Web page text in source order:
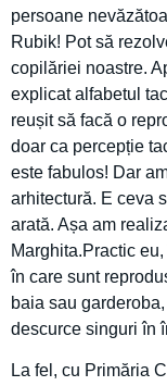
persoane
Rubik! Pot să
copilăriei noastre.
explicat alfabetul
reușit să facă o
doar ca percepție
este fabulos! Dar
arhitectură. E ceva
arată. Așa am
Marghita.Practic
în care sunt
baia sau
descurce singuri în
La fel, cu Primăria